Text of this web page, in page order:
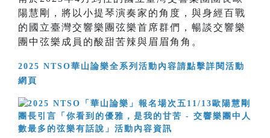
陽慧剛，將以小提琴演奏家的角度，與身經百戰
的國立臺灣交響樂團弦樂首席群們，暢談交響樂
團中弦樂成員的酸甜苦辣與眉眉角角。
2025 NTSO華山論樂全系列活動內容請點擊詳閱活動
網頁